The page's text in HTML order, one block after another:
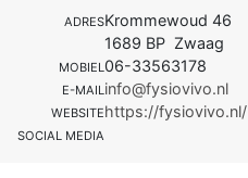
ADRESKrommewoud 46
1689 BP Zwaag
MOBIEL06-33563178
E-MAILinfo@fysiovivo.nl
WEBSITEhttps://fysiovivo.nl/
SOCIAL MEDIA